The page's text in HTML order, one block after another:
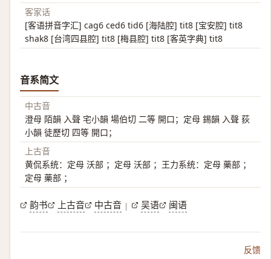
客家话
[客语拼音字汇] cag6 ced6 tid6 [海陆腔] tit8 [宝安腔] tit8
shak8 [台湾四县腔] tit8 [梅县腔] tit8 [客英字典] tit8
音系简文
中古音
澄母 陌韻 入聲 宅小韻 場伯切 二等 開口；定母 錫韻 入聲 荻
小韻 徒歷切 四等 開口；
上古音
黄侃系统：定母 沃部 ；定母 沃部 ；王力系统：定母 藥部 ；
定母 藥部 ；
韵书 上古音 中古音 | 吴语 闽语
反馈